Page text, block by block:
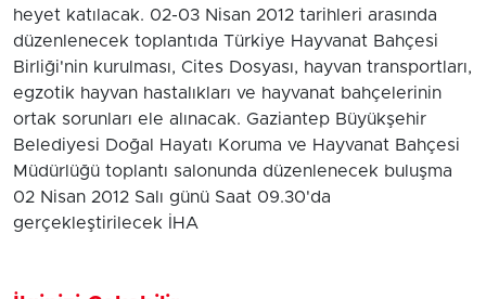
heyet katılacak. 02-03 Nisan 2012 tarihleri arasında
düzenlenecek toplantıda Türkiye Hayvanat Bahçesi
Birliği'nin kurulması, Cites Dosyası, hayvan transportları,
egzotik hayvan hastalıkları ve hayvanat bahçelerinin
ortak sorunları ele alınacak. Gaziantep Büyükşehir
Belediyesi Doğal Hayatı Koruma ve Hayvanat Bahçesi
Müdürlüğü toplantı salonunda düzenlenecek buluşma
02 Nisan 2012 Salı günü Saat 09.30'da
gerçekleştirilecek İHA